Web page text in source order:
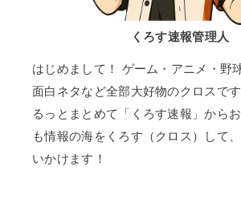
くろす速報管理人
はじめまして！ ゲーム・アニメ・野
面白ネタなど全部大好物のクロスで
るっとまとめて「くろす速報」から
も情報の海をくろす（クロス）して
いかけます！